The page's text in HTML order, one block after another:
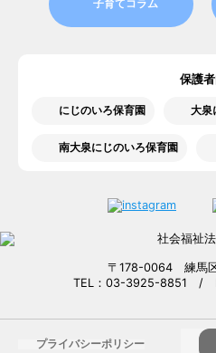
子育てコラム
保護
にじのいろ保育園 大泉
南大泉にじのいろ保育園
〒178-0064 練馬
TEL：03-3925-8851 /
プライバシーポリシー